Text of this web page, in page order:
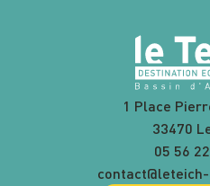
1 Place
33470
05 56